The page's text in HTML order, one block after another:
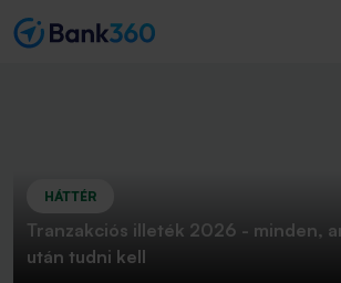
HÁTTÉR
Tranzakciós illeték 2026 - minden,
után tudni kell